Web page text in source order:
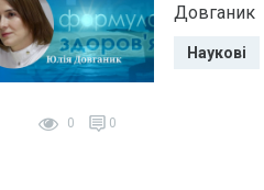
0 0
Довганик
Наукові